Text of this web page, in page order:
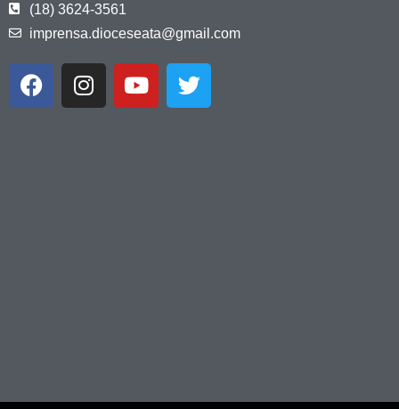
(18) 3624-3561
imprensa.dioceseata@gmail.com